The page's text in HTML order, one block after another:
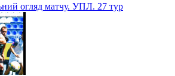
огляд матчу. УПЛ. 27 тур